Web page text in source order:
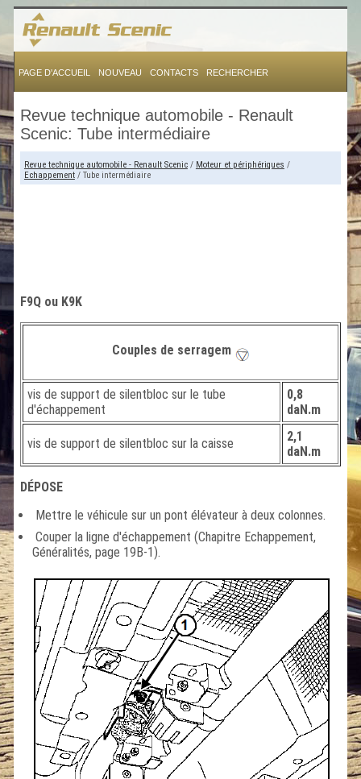
PAGE D'ACCUEIL NOUVEAU CONTACTS RECHERCHER
Revue technique automobile - Renault
Scenic: Tube intermédiaire
Revue technique automobile - Renault Scenic/ Moteur et périphériques /
Echappement/ Tube intermédiaire
F9Q ou K9K
Couples de serragem
vis de support de silentbloc sur le tube
d'échappement
0,8
daN.m
vis de support de silentbloc sur la caisse
2,1
daN.m
DÉPOSE
Mettre le véhicule sur un pont élévateur à deux colonnes.
Couper la ligne d'échappement (Chapitre Echappement,
Généralités, page 19B-1).